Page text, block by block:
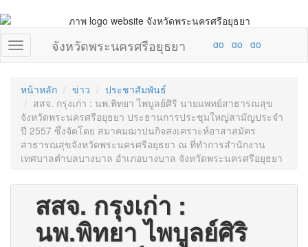
จังหวัดพระนครศรีอยุธยา
หน้าหลัก ข่าว
ประชาสัมพันธ์
สสจ. กรุงเก่า : นพ.พิทยา ไพบูลย์ศิริ นายแพทย์สาธารณสุข
จังหวัดพระนครศรีอยุธยา ประธานการประชุมใหญ่สามัญประจำ
ปี 2557 ซึ่งจัดโดย สมาคมฌาปนกิจสงเคราะห์อาสาสมัคร
สาธารณสุขจังหวัดพระนครศรีอยุธยา ณ ที่ทำการสำนักงาน
เทศบาลตำบลบางบาล อำเภอบางบาล จังหวัดพระนครศรีอยุธยา
สสจ. กรุงเก่า :
นพ.พิทยา ไพบูลย์ศิริ